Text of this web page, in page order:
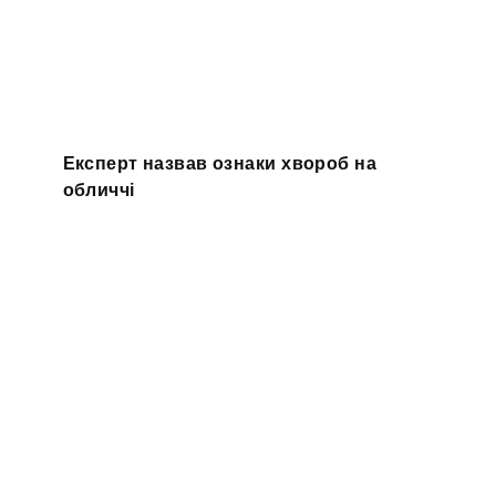
Експерт назвав ознаки хвороб на
обличчі